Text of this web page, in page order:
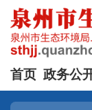
首页 政务公